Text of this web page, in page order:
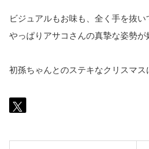
ビジュアルもお味も、全く手を抜い
やっぱりアサコさんの真摯な姿勢が
初孫ちゃんとのステキなクリスマス